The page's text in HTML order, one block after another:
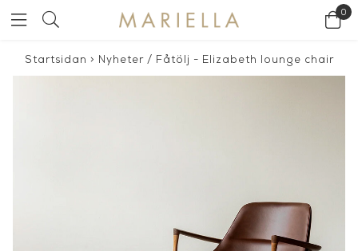
0
Startsidan > Nyheter/ Fåtölj - Elizabeth lounge chair